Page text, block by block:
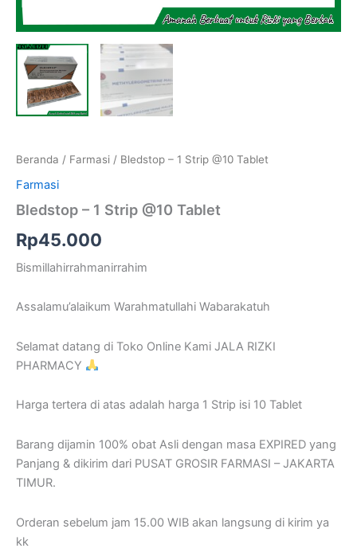
Beranda / Farmasi / Bledstop – 1 Strip @10 Tablet
Farmasi
Bledstop – 1 Strip @10 Tablet
Rp45.000
Bismillahirrahmanirrahim
Assalamu’alaikum Warahmatullahi Wabarakatuh
Selamat datang di Toko Online Kami JALA RIZKI
PHARMACY
Harga tertera di atas adalah harga 1 Strip isi 10 Tablet
Barang dijamin 100% obat Asli dengan masa EXPIRED yang
Panjang & dikirim dari PUSAT GROSIR FARMASI – JAKARTA
TIMUR.
Orderan sebelum jam 15.00 WIB akan langsung di kirim ya
kk